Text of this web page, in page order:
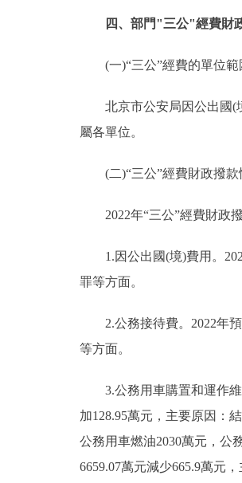
四、部門"三公"經費財
(一)“三公”經費的單位範
北京市公安局因公出國(境
屬各單位。
(二)“三公”經費財政撥款
2022年“三公”經費財政撥
1.因公出國(境)費用。
罪等方面。
2.公務接待費。2022年預
等方面。
3.公務用車購置和運作維護
加128.95萬元，主要原因：
公務用車燃油2030萬元，公
6659.07萬元減少665.9萬元